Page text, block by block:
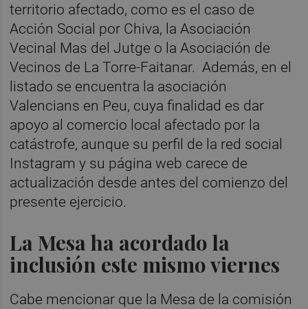
territorio afectado, como es el caso de
Acción Social por Chiva, la Asociación
Vecinal Mas del Jutge o la Asociación de
Vecinos de La Torre-Faitanar. Además, en el
listado se encuentra la asociación
Valencians en Peu, cuya finalidad es dar
apoyo al comercio local afectado por la
catástrofe, aunque su perfil de la red social
Instagram y su página web carece de
actualización desde antes del comienzo del
presente ejercicio.
La Mesa ha acordado la
inclusión este mismo viernes
Cabe mencionar que la Mesa de la comisión